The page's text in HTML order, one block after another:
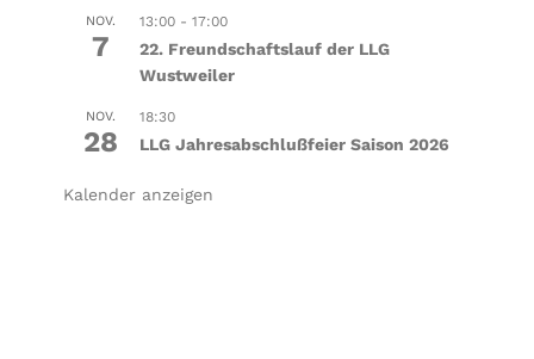
NOV.
7
13:00- 17:00
22. Freundschaftslauf der LLG
Wustweiler
NOV.
28
18:30
LLG Jahresabschlußfeier Saison 2026
Kalender anzeigen